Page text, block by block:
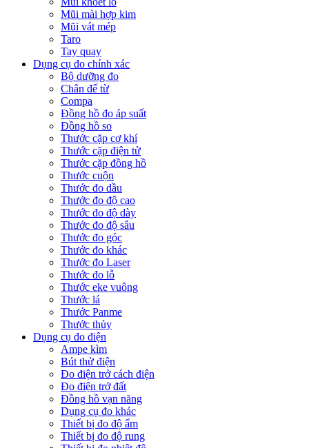
Mũi mài hợp kim
Mũi vát mép
Taro
Tay quay
Dụng cụ đo chính xác
Bộ dưỡng đo
Chân đế từ
Compa
Đồng hồ đo áp suất
Đồng hồ so
Thước cặp cơ khí
Thước cặp điện tử
Thước cặp đồng hồ
Thước cuộn
Thước đo dầu
Thước đo độ cao
Thước đo độ dày
Thước đo độ sâu
Thước đo góc
Thước đo khác
Thước đo Laser
Thước đo lỗ
Thước eke vuông
Thước lá
Thước Panme
Thước thủy
Dụng cụ đo điện
Ampe kìm
Bút thử điện
Đo điện trở cách điện
Đo điện trở đất
Đồng hồ vạn năng
Dụng cụ đo khác
Thiết bị đo độ ẩm
Thiết bị đo độ rung